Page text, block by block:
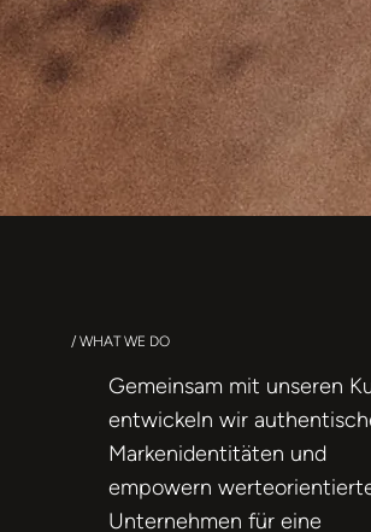
/ WHAT WE DO
Gemeinsam mit unseren
entwickeln wir
Markenidentitäten und
empowern
Unternehmen für eine